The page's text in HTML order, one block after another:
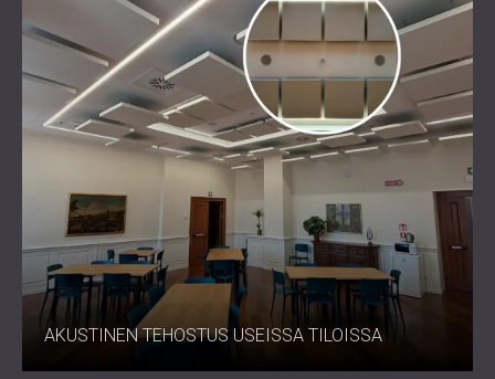
AKUSTINEN TEHOSTUS USEISSA TILOISSA